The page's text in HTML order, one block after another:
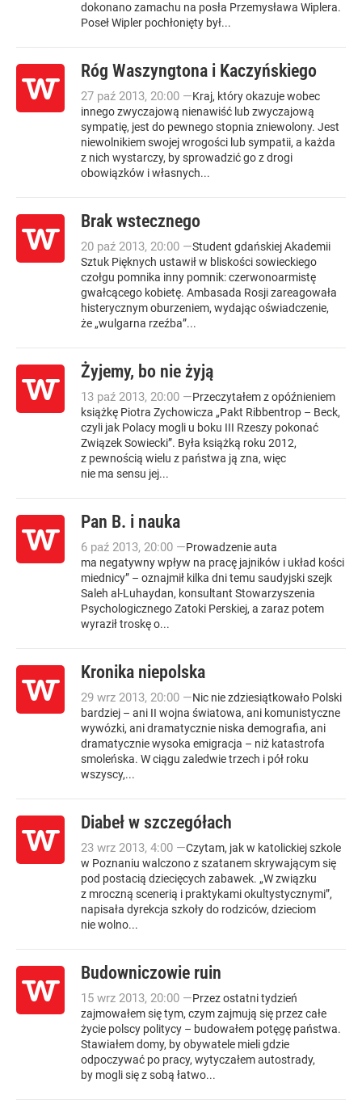
dokonano zamachu na posła Przemysława Wiplera.
Poseł Wipler pochłonięty był...
Róg Waszyngtona i Kaczyńskiego
27 paź 2013, 20:00 —Kraj, który okazuje wobec
innego zwyczajową nienawiść lub zwyczajową
sympatię, jest do pewnego stopnia zniewolony. Jest
niewolnikiem swojej wrogości lub sympatii, a każda
z nich wystarczy, by sprowadzić go z drogi
obowiązków i własnych...
Brak wstecznego
20 paź 2013, 20:00 —Student gdańskiej Akademii
Sztuk Pięknych ustawił w bliskości sowieckiego
czołgu pomnika inny pomnik: czerwonoarmistę
gwałcącego kobietę. Ambasada Rosji zareagowała
histerycznym oburzeniem, wydając oświadczenie,
że „wulgarna rzeźba”...
Żyjemy, bo nie żyją
13 paź 2013, 20:00 —Przeczytałem z opóźnieniem
książkę Piotra Zychowicza „Pakt Ribbentrop – Beck,
czyli jak Polacy mogli u boku III Rzeszy pokonać
Związek Sowiecki”. Była książką roku 2012,
z pewnością wielu z państwa ją zna, więc
nie ma sensu jej...
Pan B. i nauka
6 paź 2013, 20:00 —Prowadzenie auta
ma negatywny wpływ na pracę jajników i układ kości
miednicy” – oznajmił kilka dni temu saudyjski szejk
Saleh al-Luhaydan, konsultant Stowarzyszenia
Psychologicznego Zatoki Perskiej, a zaraz potem
wyraził troskę o...
Kronika niepolska
29 wrz 2013, 20:00 —Nic nie zdziesiątkowało Polski
bardziej – ani II wojna światowa, ani komunistyczne
wywózki, ani dramatycznie niska demografia, ani
dramatycznie wysoka emigracja – niż katastrofa
smoleńska. W ciągu zaledwie trzech i pół roku
wszyscy,...
Diabeł w szczegółach
23 wrz 2013, 4:00 —Czytam, jak w katolickiej szkole
w Poznaniu walczono z szatanem skrywającym się
pod postacią dziecięcych zabawek. „W związku
z mroczną scenerią i praktykami okultystycznymi”,
napisała dyrekcja szkoły do rodziców, dzieciom
nie wolno...
Budowniczowie ruin
15 wrz 2013, 20:00 —Przez ostatni tydzień
zajmowałem się tym, czym zajmują się przez całe
życie polscy politycy – budowałem potęgę państwa.
Stawiałem domy, by obywatele mieli gdzie
odpoczywać po pracy, wytyczałem autostrady,
by mogli się z sobą łatwo...